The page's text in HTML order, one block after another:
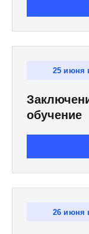
25 июня
обучение
26 июня